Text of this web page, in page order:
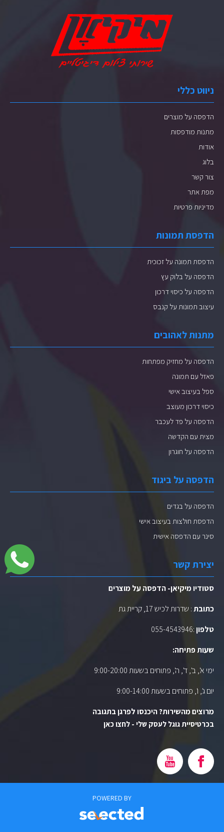
ניווט כללי
הדפסה על מוצרים
מתנות מודפסות
אודות
בלוג
צור קשר
מפת אתר
מדיניות פרטיות
הדפסת תמונות
הדפסת תמונה על זכוכית
הדפסה על בלוק עץ
הדפסה על כיסוי דרכון
עיצוב תמונות על קנבס
מתנות לאהובים
הדפסה על מחזיק מפתחות
פאזל עם תמונה
ספל בעיצוב אישי
כיסוי דרכון מעוצב
הדפסה על פד לעכבר
מצית עם הקדשה
הדפסה על חוגרון
הדפסה על ביגוד
הדפסה על בגדים
הדפסת חולצות בעיצוב אישי
סינר עם הדפסה אישית
יצירת קשר
סטודיו מיקיאן- הדפסה על מוצרים
כתובת: שדרות לכיש 17, קריית גת
טלפון:
055-4543946
שעות פתיחה:
ימי א', ב', ד', ה', פתוחים בשעות 9:00-20:00
יום ג', ו', פתוחים בשעות 9:00-14:00
מרוצים מהשירות? היכנסו לפרגן בתגובה
בכרטיסיית גוגל לעסק שלי - לחצו כאן
POWERED BY